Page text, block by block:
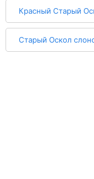
Красный Старый
Старый Оскол